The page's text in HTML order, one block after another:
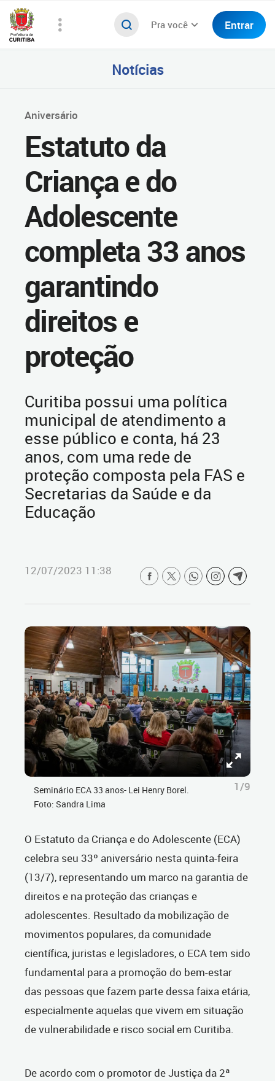
Pra você Entrar
Notícias
Aniversário
Estatuto da
Criança e do
Adolescente
completa 33 anos
garantindo
direitos e
proteção
Curitiba possui uma política
municipal de atendimento a
esse público e conta, há 23
anos, com uma rede de
proteção composta pela FAS e
Secretarias da Saúde e da
Educação
12/07/2023 11:38
Seminário ECA 33 anos- Lei Henry Borel.
Foto: Sandra Lima
1/9
O Estatuto da Criança e do Adolescente (ECA)
celebra seu 33º aniversário nesta quinta-feira
(13/7), representando um marco na garantia de
direitos e na proteção das crianças e
adolescentes. Resultado da mobilização de
movimentos populares, da comunidade
científica, juristas e legisladores, o ECA tem sido
fundamental para a promoção do bem-estar
das pessoas que fazem parte dessa faixa etária,
especialmente aquelas que vivem em situação
de vulnerabilidade e risco social em Curitiba.
De acordo com o promotor de Justiça da 2ª